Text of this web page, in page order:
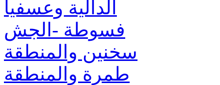
الدالية وعسفيا
فسوطة -الجش
سخنين والمنطقة
طمرة والمنطقة